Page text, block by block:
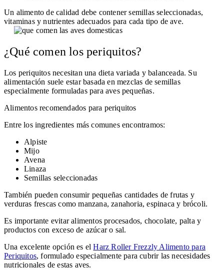
Un alimento de calidad debe contener semillas seleccionadas,
vitaminas y nutrientes adecuados para cada tipo de ave.
¿Qué comen los periquitos?
Los periquitos necesitan una dieta variada y balanceada. Su
alimentación suele estar basada en mezclas de semillas
especialmente formuladas para aves pequeñas.
Alimentos recomendados para periquitos
Entre los ingredientes más comunes encontramos:
Alpiste
Mijo
Avena
Linaza
Semillas seleccionadas
También pueden consumir pequeñas cantidades de frutas y
verduras frescas como manzana, zanahoria, espinaca y brócoli.
Es importante evitar alimentos procesados, chocolate, palta y
productos con exceso de azúcar o sal.
Una excelente opción es elHarz Roller Frezzly Alimento para
Periquitos, formulado especialmente para cubrir las necesidades
nutricionales de estas aves.